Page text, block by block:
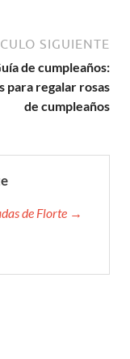
SIGUIENTE
de cumpleaños:
para regalar rosas
de cumpleaños
de Florte →